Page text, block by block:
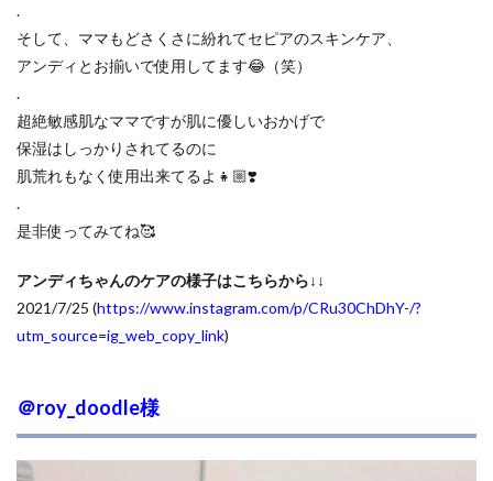
.
そして、ママもどさくさに紛れてセピアのスキンケア、
アンディとお揃いで使用してます😂（笑）
.
超絶敏感肌なママですが肌に優しいおかげで
保湿はしっかりされてるのに
肌荒れもなく使用出来てるよ👧🏼❣️
.
是非使ってみてね🥰
アンディちゃんのケアの様子はこちらから↓↓
2021/7/25 (https://www.instagram.com/p/CRu30ChDhY-/?
utm_source=ig_web_copy_link)
＠roy_doodle様